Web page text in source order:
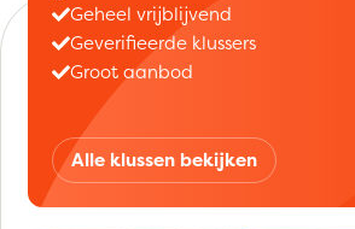
Geheel vrijblijvend
Geverifieerde klussers
Groot aanbod
Alle klussen bekijken